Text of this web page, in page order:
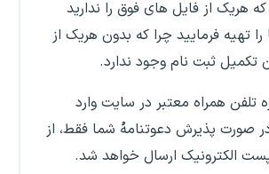
هریک از فایل های فوق را ندارید
را تهیه فرمایید چرا که بدون هریک از
تکمیل ثبت نام وجود ندارد.
تلفن همراه معتبر در سایت وارد
صورت پذیرش دعوتنامهُ شما فقط، از
الکترونیک ارسال خواهد شد.